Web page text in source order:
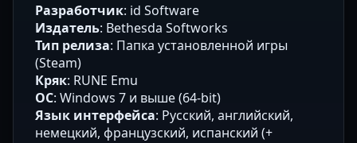
Разработчик: id Software
Издатель: Bethesda Softworks
Тип релиза: Папка установленной игры
(Steam)
Кряк: RUNE Emu
ОС: Windows 7 и выше (64-bit)
Язык интерфейса: Русский, английский,
немецкий, французский, испанский (+